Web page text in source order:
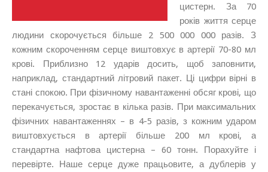
цистерн. За 70
років життя серце
людини скорочується більше 2 500 000 000 разів. З
кожним скороченням серце виштовхує в артерії 70-80 мл
крові. Приблизно 12 ударів досить, щоб заповнити,
наприклад, стандартний літровий пакет. Ці цифри вірні в
стані спокою. При фізичному навантаженні обсяг крові, що
перекачується, зростає в кілька разів. При максимальних
фізичних навантаженнях – в 4-5 разів, з кожним ударом
виштовхується в артерії більше 200 мл крові, а
стандартна нафтова цистерна – 60 тонн. Порахуйте і
перевірте. Наше серце дуже працьовите, а дублерів у